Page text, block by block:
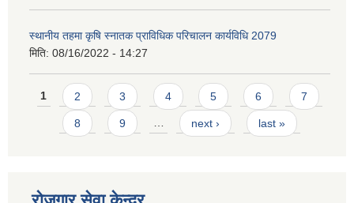
स्थानीय तहमा कृषि स्नातक प्राविधिक परिचालन कार्यविधि 2079
मिति: 08/16/2022 - 14:27
Pages
1 2 3 4 5 6 7
8 9 … next › last »